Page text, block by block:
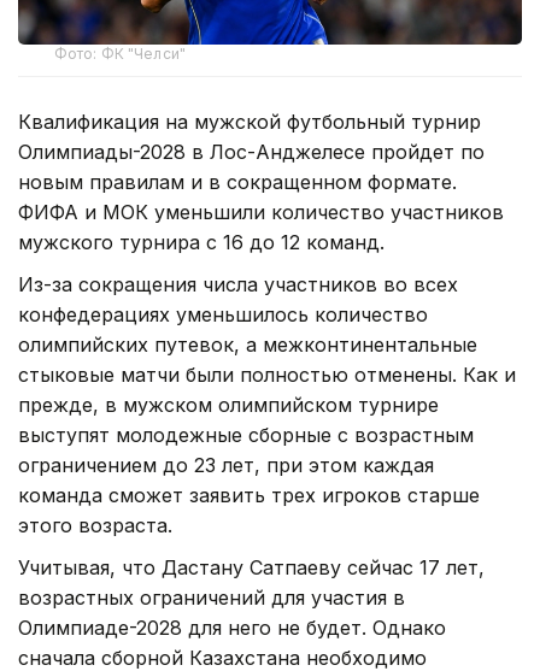
Фото: ФК "Челси"
Квалификация на мужской футбольный турнир
Олимпиады-2028 в Лос-Анджелесе пройдет по
новым правилам и в сокращенном формате.
ФИФА и МОК уменьшили количество участников
мужского турнира с 16 до 12 команд.
Из-за сокращения числа участников во всех
конфедерациях уменьшилось количество
олимпийских путевок, а межконтинентальные
стыковые матчи были полностью отменены. Как и
прежде, в мужском олимпийском турнире
выступят молодежные сборные с возрастным
ограничением до 23 лет, при этом каждая
команда сможет заявить трех игроков старше
этого возраста.
Учитывая, что Дастану Сатпаеву сейчас 17 лет,
возрастных ограничений для участия в
Олимпиаде-2028 для него не будет. Однако
сначала сборной Казахстана необходимо